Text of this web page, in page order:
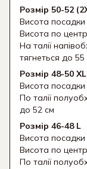
Розмір 50-52
Висота посадки
Висота по
На талії
тягнеться до 55
Розмір 48-50 XL
Висота посадки
По талії
до 52 см
Розмір 46-48 L
Висота
Висота по
По талії